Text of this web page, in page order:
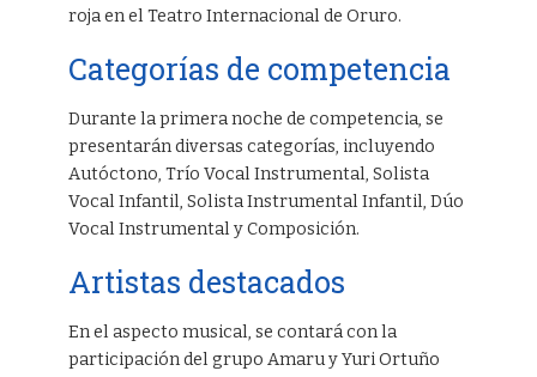
roja en el Teatro Internacional de Oruro.
Categorías de competencia
Durante la primera noche de competencia, se
presentarán diversas categorías, incluyendo
Autóctono, Trío Vocal Instrumental, Solista
Vocal Infantil, Solista Instrumental Infantil, Dúo
Vocal Instrumental y Composición.
Artistas destacados
En el aspecto musical, se contará con la
participación del grupo Amaru y Yuri Ortuño